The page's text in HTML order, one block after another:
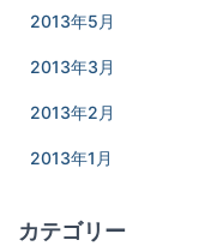
2013年5月
2013年3月
2013年2月
2013年1月
カテゴリー